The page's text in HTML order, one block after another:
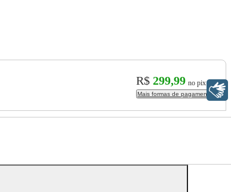
R$ 299,99 no pix
Mais formas de pagamento
Libras